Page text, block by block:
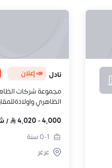
نادل 📣 إعلان
مجموعة شركات
الظاهري
4,000
-
4,020
/
0-1سنة
عرعر